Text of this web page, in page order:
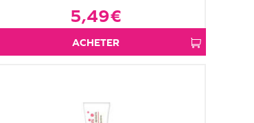
5,49€
ACHETER